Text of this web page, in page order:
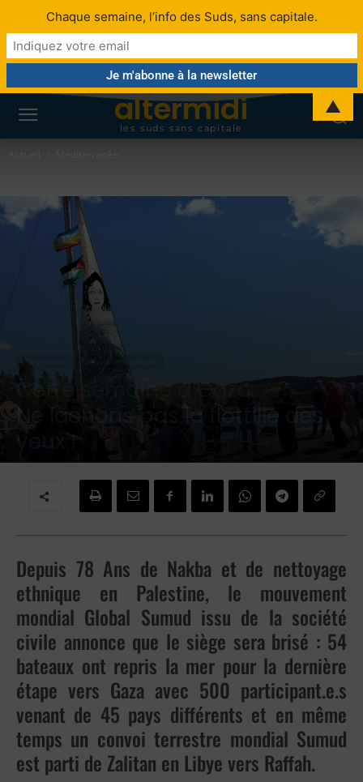
altermidi
les suds sans capitale
Citoyenneté Mouvement citoyen
Cette semaine à Gaza:
Ne lâchons pas la flottille des
yeux !
Par Brigitte Challande - 18 mai 2026
Depuis 78 Ans de Nakba et de nettoyage
ethnique en Palestine, le mouvement
mondial Global Sumud issu de la société
civile annonce que le siège sera brisé : 54
bateaux ont repris la mer pour la dernière
étape vers Gaza avec 500 participant.e.s
venant de 45 pays différents et en même
temps un convoi terrestre mondial Sumud
est parti de Zalitan en Libye vers Raffah.
Chaque semaine, l’info des Suds, sans capitale.
▲